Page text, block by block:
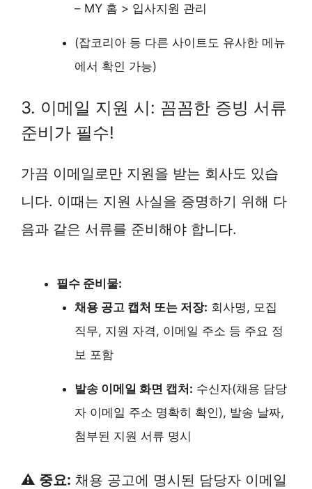
– MY 홈 > 입사지원 관리
(잡코리아 등 다른 사이트도 유사한 메뉴
에서 확인 가능)
3. 이메일 지원 시: 꼼꼼한 증빙 서류
준비가 필수!
가끔 이메일로만 지원을 받는 회사도 있습
니다. 이때는 지원 사실을 증명하기 위해 다
음과 같은 서류를 준비해야 합니다.
필수 준비물:
채용 공고 캡처 또는 저장: 회사명, 모집
직무, 지원 자격, 이메일 주소 등 주요 정
보 포함
발송 이메일 화면 캡처: 수신자(채용 담당
자 이메일 주소 명확히 확인), 발송 날짜,
첨부된 지원 서류 명시
⚠️ 중요: 채용 공고에 명시된 담당자 이메일